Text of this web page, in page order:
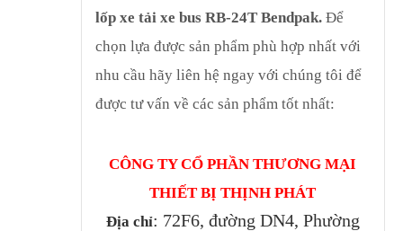
lốp xe tải xe bus RB-24T Bendpak.Để
chọn lựa được sản phẩm phù hợp nhất với
nhu cầu hãy liên hệ ngay với chúng tôi để
được tư vấn về các sản phẩm tốt nhất:
CÔNG TY CỔ PHẦN THƯƠNG MẠI
THIẾT BỊ THỊNH PHÁT
Địa chỉ: 72F6, đường DN4, Phường